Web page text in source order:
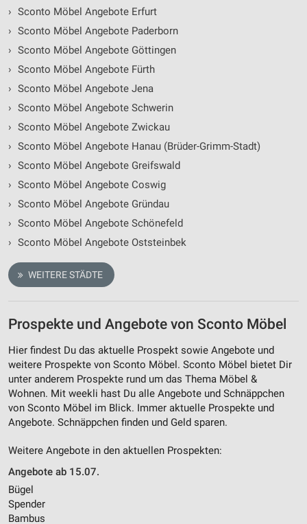
› Sconto Möbel Angebote Erfurt
› Sconto Möbel Angebote Paderborn
› Sconto Möbel Angebote Göttingen
› Sconto Möbel Angebote Fürth
› Sconto Möbel Angebote Jena
› Sconto Möbel Angebote Schwerin
› Sconto Möbel Angebote Zwickau
› Sconto Möbel Angebote Hanau (Brüder-Grimm-Stadt)
› Sconto Möbel Angebote Greifswald
› Sconto Möbel Angebote Coswig
› Sconto Möbel Angebote Gründau
› Sconto Möbel Angebote Schönefeld
› Sconto Möbel Angebote Oststeinbek
WEITERE STÄDTE
Prospekte und Angebote von Sconto Möbel
Hier findest Du das aktuelle Prospekt sowie Angebote und
weitere Prospekte von Sconto Möbel. Sconto Möbel bietet Dir
unter anderem Prospekte rund um das Thema Möbel &
Wohnen. Mit weekli hast Du alle Angebote und Schnäppchen
von Sconto Möbel im Blick. Immer aktuelle Prospekte und
Angebote. Schnäppchen finden und Geld sparen.
Weitere Angebote in den aktuellen Prospekten:
Angebote ab 15.07.
Bügel
Spender
Bambus